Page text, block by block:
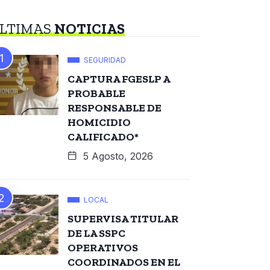
NOTICIAS
SEGURIDAD
CAPTURA FGESLP A
PROBABLE
RESPONSABLE DE
HOMICIDIO
CALIFICADO*
5 Agosto, 2026
LOCAL
SUPERVISA TITULAR
DE LA SSPC
OPERATIVOS
COORDINADOS EN EL